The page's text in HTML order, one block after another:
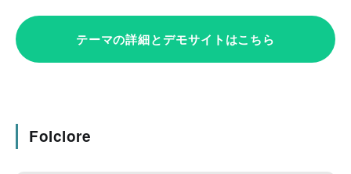
テーマの詳細とデモサイトはこちら
Folclore